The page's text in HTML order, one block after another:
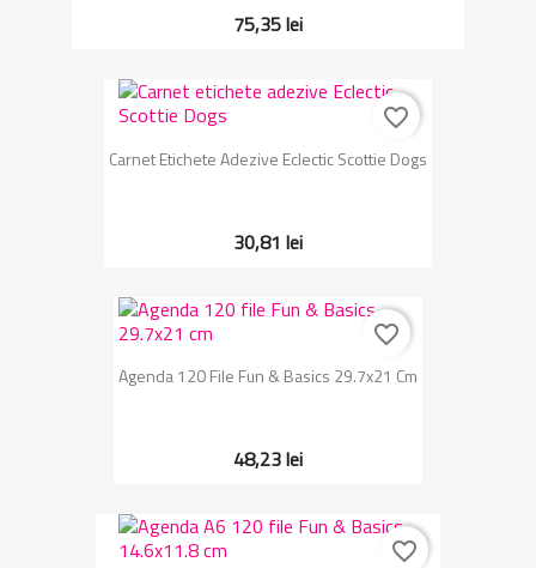
75,35 lei
Carnet Etichete Adezive Eclectic Scottie Dogs
30,81 lei
favorite_border
Agenda 120 File Fun & Basics 29.7x21 Cm
48,23 lei
favorite_border
favorite_border